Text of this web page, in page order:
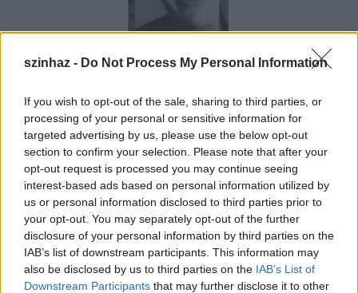
szinhaz - Do Not Process My Personal Information
If you wish to opt-out of the sale, sharing to third parties, or
processing of your personal or sensitive information for
targeted advertising by us, please use the below opt-out
section to confirm your selection. Please note that after your
opt-out request is processed you may continue seeing
interest-based ads based on personal information utilized by
us or personal information disclosed to third parties prior to
your opt-out. You may separately opt-out of the further
disclosure of your personal information by third parties on the
IAB’s list of downstream participants. This information may
also be disclosed by us to third parties on the IAB’s List of
Downstream Participants that may further disclose it to other
Georges BaalBudapesten érettségizett, 1956
decembere óta élt Franciaországban, ahol 1965-ben
biológiai, 1974-ben pedig pszichológiai doktorátust
szerzett. A tudományos akadémiának megfelelő
Centre National de Recherche Scientifique (CNRS)
munkatársaként a színjátéknak a pszichoanalízisben
és terápiában való felhasználásának lehetőségeit,
valamint a francia és magyar szürrealista
színházművészet történetét kutatta.